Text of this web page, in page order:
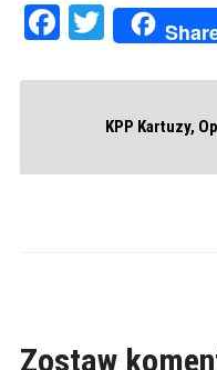
Facebook
Twitter
KPP Kartuzy,
Zostaw